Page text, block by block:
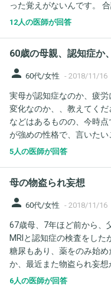
った覚えがないんです。
んが、違うとレシートを持
12人の医師が回答
60歳の母親、認知症か
person 60代/女性 - 2018/11/16
実母が認知症なのか、疲
変化なのか、、教えてく
などはあるものの、今時
が強めの性格で、言いた
義感の強い、融通の効きに
した。 また、日中の明る
いてたわよ」と私に指摘
ない」と一点張りです。
持っていた母ですが、会
買ったの？」と真顔で聞
ではなく、母が自分で手
憶にない、すっぽり抜けて
5人の医師が回答
母の物盗られ妄想
person 60代/女性 - 2018/11/16
67歳母、7年ほど前から、
MRIと認知症の検査をした
糖尿もあり、薬をのみ始
か、最近また物盗られ妄
病院には行かないといっ
6人の医師が回答